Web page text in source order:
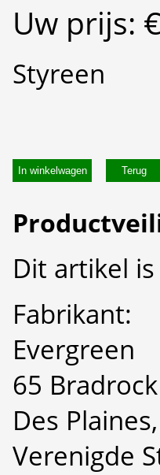
Uw prijs:
Styreen
In winkelwagen
Dit artikel
Fabrikant:
Evergreen
65
Des
Verenigde